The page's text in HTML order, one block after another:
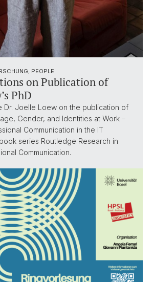
PEOPLE
on Publication of
PhD
Dr. Joelle Loew on the publication of
Gender, and Identities at Work –
Communication in the IT
series Routledge Research in
Communication.